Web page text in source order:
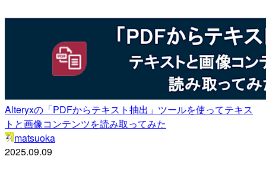
Alteryxの「PDFからテキスト抽出」ツールを使ってテキス
トと画像コンテンツを読み取ってみた
matsuoka
2025.09.09